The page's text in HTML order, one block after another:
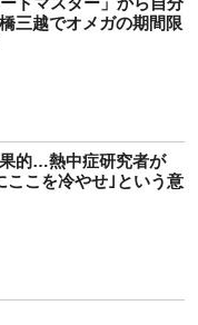
三越でオメガの期間限
的…熱中症研究者が
ここを冷やせ｣という意